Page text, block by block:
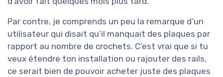
Par contre, je comprends un peu la remarque d’un
utilisateur qui disait qu’il manquait des plaques par
rapport au nombre de crochets. C’est vrai que si tu
veux étendre ton installation ou rajouter des rails,
ce serait bien de pouvoir acheter juste des plaques